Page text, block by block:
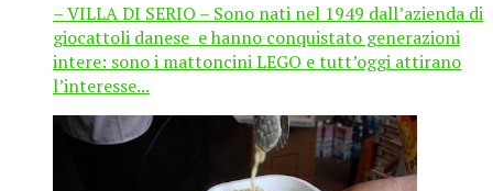
– VILLA DI SERIO – Sono nati nel 1949 dall’azienda di
giocattoli danese e hanno conquistato generazioni
intere: sono i mattoncini LEGO e tutt’oggi attirano
l’interesse...